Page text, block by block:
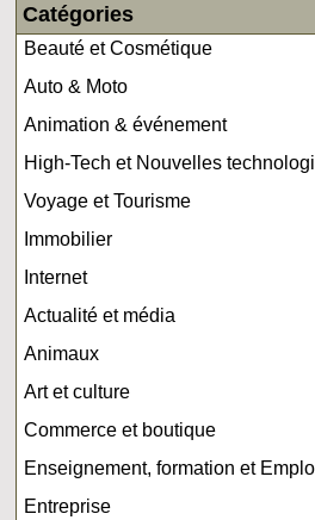
Catégories
Beauté et Cosmétique
Auto & Moto
Animation & événement
High-Tech et Nouvelles
Voyage et Tourisme
Immobilier
Internet
Actualité et média
Animaux
Art et culture
Commerce et boutique
Enseignement, formation et
Entreprise